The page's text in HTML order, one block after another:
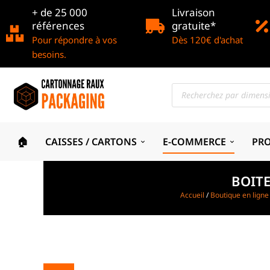
+ de 25 000
références
Pour répondre à vos
besoins.
Livraison
gratuite*
Dès 120€ d'achat
🏠 CAISSES / CARTONS E-COMMERCE
Accueil /Boutique en ligne